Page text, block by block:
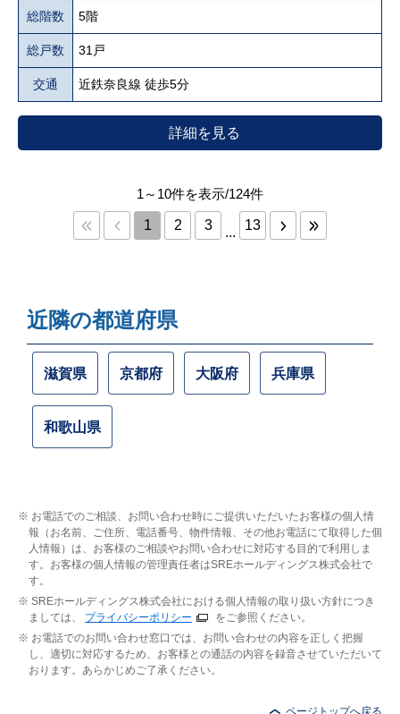
総階数 5階
総戸数 31戸
交通 近鉄奈良線 徒歩5分
詳細を見る
1～10件を表示/124件
1 2 3 ... 13
近隣の都道府県
滋賀県 京都府 大阪府 兵庫県
和歌山県
お電話でのご相談、お問い合わせ時にご提供いただいたお客様の個人情
報（お名前、ご住所、電話番号、物件情報、その他お電話にて取得した個
人情報）は、お客様のご相談やお問い合わせに対応する目的で利用しま
す。お客様の個人情報の管理責任者はSREホールディングス株式会社で
す。
SREホールディングス株式会社における個人情報の取り扱い方針につき
ましては、 プライバシーポリシー
をご参照ください。
お電話でのお問い合わせ窓口では、お問い合わせの内容を正しく把握
し、適切に対応するため、お客様との通話の内容を録音させていただいて
おります。あらかじめご了承ください。
ページトップへ戻る